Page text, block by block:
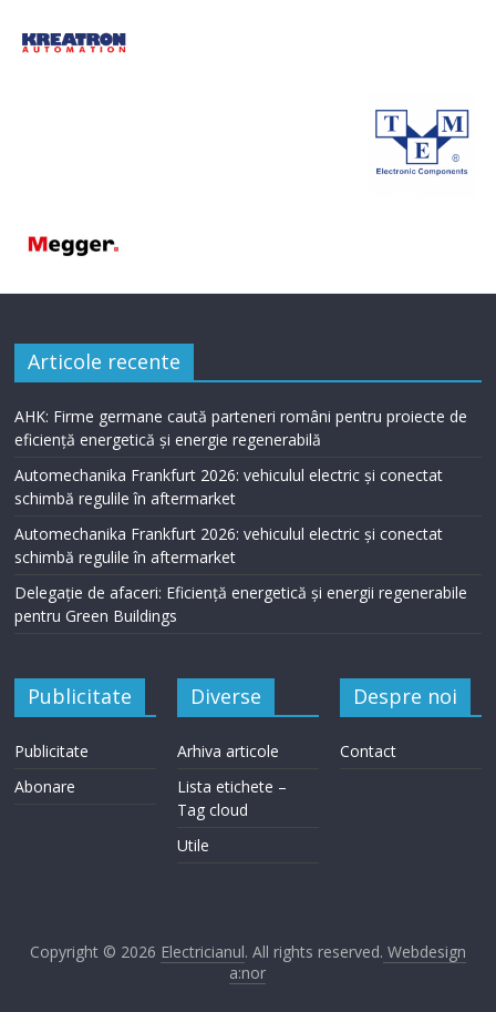
Articole recente
AHK: Firme germane caută parteneri români pentru proiecte de
eficiență energetică și energie regenerabilă
Automechanika Frankfurt 2026: vehiculul electric și conectat
schimbă regulile în aftermarket
Automechanika Frankfurt 2026: vehiculul electric și conectat
schimbă regulile în aftermarket
Delegație de afaceri: Eficiență energetică și energii regenerabile
pentru Green Buildings
Publicitate
Publicitate
Abonare
Diverse
Arhiva articole
Lista etichete –
Tag cloud
Utile
Despre noi
Contact
Copyright © 2026 Electricianul. All rights reserved. Webdesign
a:nor